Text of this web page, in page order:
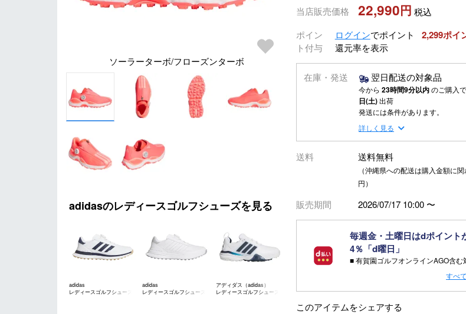
ソーラーターボ/フローズンターボ
adidasのレディースゴルフシューズを見る
adidas
レディースゴルフシューズ
adidas
レディースゴルフシューズ
アディダス（adidas）
レディースゴルフシューズ
当店販売価格 22,990
税込
ポイン
ト付与
ログインでポイント
還元率を表示
2,299
在庫・発送 翌日配送の対象品
今から 23時間9分以内のご購入
日(土)出荷
発送には条件があります。
詳しく見る
送料 送料無料
（沖縄県への配送は購入金額に
円）
販売期間 2026/07/17 10:00 〜
毎週金・土曜日はdポイント
4％「d曜日」
さらに！AGOに会員登録（ログイン）すると決済方法に関わらず、会員ランクに応じて有賀園
■ キャンペーン期間：毎週 金・土曜日 AM 0:00
すべ
このアイテムをシェアする